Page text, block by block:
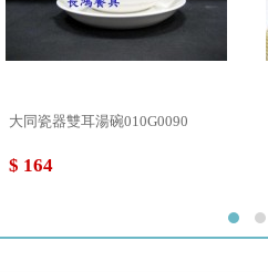
大同瓷器雙耳湯碗010G0090
$ 164